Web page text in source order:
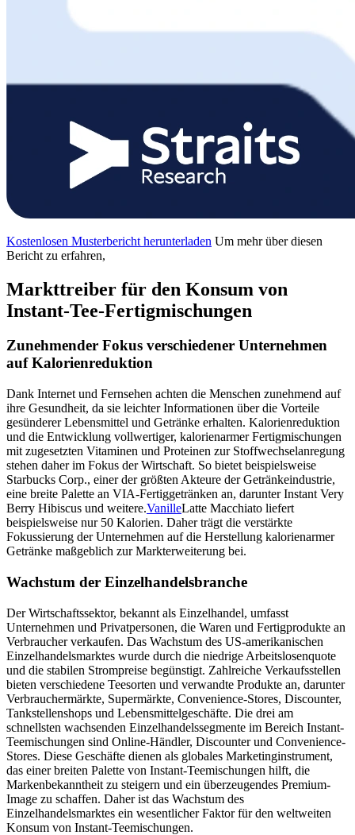
Kostenlosen Musterbericht herunterladen Um mehr über diesen
Bericht zu erfahren,
Markttreiber für den Konsum von
Instant-Tee-Fertigmischungen
Zunehmender Fokus verschiedener Unternehmen
auf Kalorienreduktion
Dank Internet und Fernsehen achten die Menschen zunehmend auf
ihre Gesundheit, da sie leichter Informationen über die Vorteile
gesünderer Lebensmittel und Getränke erhalten. Kalorienreduktion
und die Entwicklung vollwertiger, kalorienarmer Fertigmischungen
mit zugesetzten Vitaminen und Proteinen zur Stoffwechselanregung
stehen daher im Fokus der Wirtschaft. So bietet beispielsweise
Starbucks Corp., einer der größten Akteure der Getränkeindustrie,
eine breite Palette an VIA-Fertiggetränken an, darunter Instant Very
Berry Hibiscus und weitere.VanilleLatte Macchiato liefert
beispielsweise nur 50 Kalorien. Daher trägt die verstärkte
Fokussierung der Unternehmen auf die Herstellung kalorienarmer
Getränke maßgeblich zur Markterweiterung bei.
Wachstum der Einzelhandelsbranche
Der Wirtschaftssektor, bekannt als Einzelhandel, umfasst
Unternehmen und Privatpersonen, die Waren und Fertigprodukte an
Verbraucher verkaufen. Das Wachstum des US-amerikanischen
Einzelhandelsmarktes wurde durch die niedrige Arbeitslosenquote
und die stabilen Strompreise begünstigt. Zahlreiche Verkaufsstellen
bieten verschiedene Teesorten und verwandte Produkte an, darunter
Verbrauchermärkte, Supermärkte, Convenience-Stores, Discounter,
Tankstellenshops und Lebensmittelgeschäfte. Die drei am
schnellsten wachsenden Einzelhandelssegmente im Bereich Instant-
Teemischungen sind Online-Händler, Discounter und Convenience-
Stores. Diese Geschäfte dienen als globales Marketinginstrument,
das einer breiten Palette von Instant-Teemischungen hilft, die
Markenbekanntheit zu steigern und ein überzeugendes Premium-
Image zu schaffen. Daher ist das Wachstum des
Einzelhandelsmarktes ein wesentlicher Faktor für den weltweiten
Konsum von Instant-Teemischungen.